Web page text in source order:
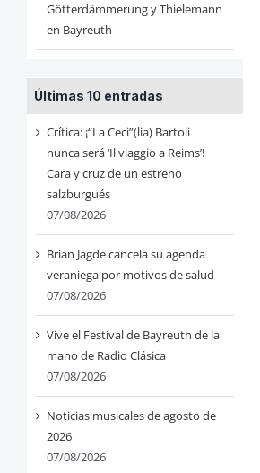
Götterdämmerung y Thielemann
en Bayreuth
Últimas 10 entradas
Crítica: ¡“La Ceci”(lia) Bartoli
nunca será ‘Il viaggio a Reims’!
Cara y cruz de un estreno
salzburgués
07/08/2026
Brian Jagde cancela su agenda
veraniega por motivos de salud
07/08/2026
Vive el Festival de Bayreuth de la
mano de Radio Clásica
07/08/2026
Noticias musicales de agosto de
2026
07/08/2026